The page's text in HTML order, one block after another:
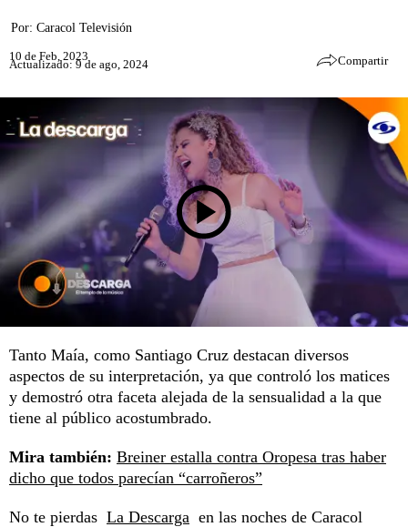
Por: Caracol Televisión
10 de Feb, 2023
Actualizado: 9 de ago, 2024 Compartir
Tanto Maía, como Santiago Cruz destacan diversos
aspectos de su interpretación, ya que controló los matices
y demostró otra faceta alejada de la sensualidad a la que
tiene al público acostumbrado.
Mira también: Breiner estalla contra Oropesa tras haber
dicho que todos parecían “carroñeros”
No te pierdas La Descarga en las noches de Caracol